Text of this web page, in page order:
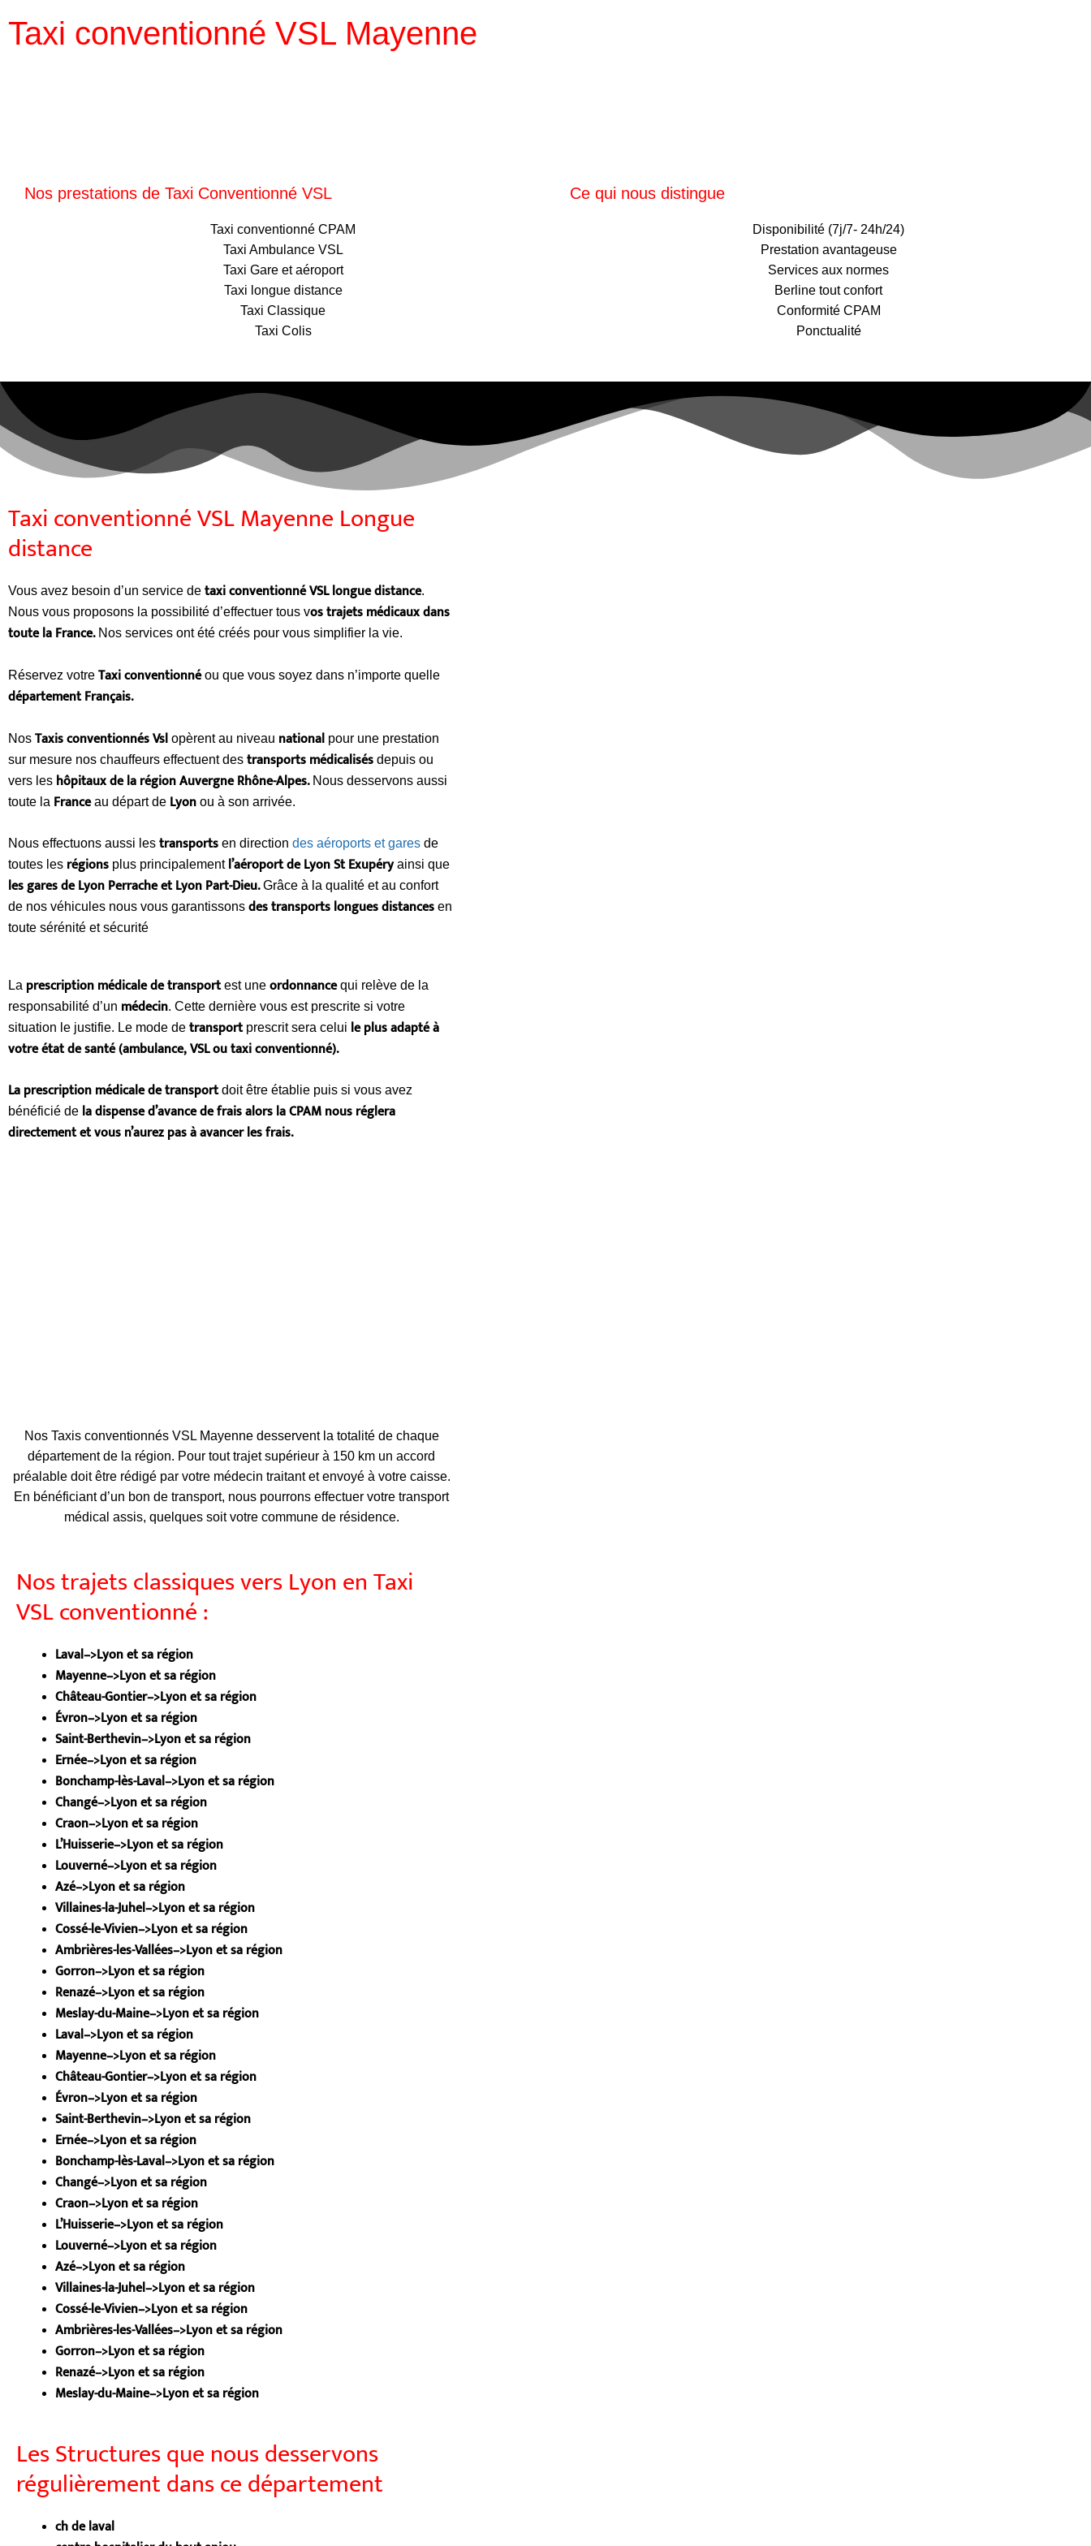
Taxi conventionné VSL Mayenne
Nos prestations de Taxi Conventionné VSL
Taxi conventionné CPAM
Taxi Ambulance VSL
Taxi Gare et aéroport
Taxi longue distance
Taxi Classique
Taxi Colis
Ce qui nous distingue
Disponibilité (7j/7- 24h/24)
Prestation avantageuse
Services aux normes
Berline tout confort
Conformité CPAM
Ponctualité
Taxi conventionné VSL Mayenne Longue
distance
Vous avez besoin d’un service de taxi conventionné VSL longue distance.
Nous vous proposons la possibilité d’effectuer tous vos trajets médicaux dans
toute la France. Nos services ont été créés pour vous simplifier la vie.
Réservez votre Taxi conventionnéou que vous soyez dans n’importe quelle
département Français.
Nos Taxis conventionnés Vsl opèrent au niveau national pour une prestation
sur mesure nos chauffeurs effectuent des transports médicalisés depuis ou
vers les hôpitaux de la région Auvergne Rhône-Alpes.Nous desservons aussi
toute la Franceau départ de Lyon ou à son arrivée.
Nous effectuons aussi les transports en direction des aéroports et gares de
toutes les régions plus principalement l’aéroport de Lyon St Exupéryainsi que
les gares de Lyon Perrache et Lyon Part-Dieu.Grâce à la qualité et au confort
de nos véhicules nous vous garantissons des transports longues distances en
toute sérénité et sécurité
La prescription médicale de transport est une ordonnancequi relève de la
responsabilité d’un médecin. Cette dernière vous est prescrite si votre
situation le justifie. Le mode de transport prescrit sera celui le plus adapté à
votre état de santé (ambulance, VSL ou taxi conventionné).
La prescription médicale de transport doit être établie puis si vous avez
bénéficié de la dispense d’avance de frais alors la CPAM nous réglera
directement et vous n’aurez pas à avancer les frais.
Nos Taxis conventionnés VSL Mayenne desservent la totalité de chaque
département de la région. Pour tout trajet supérieur à 150 km un accord
préalable doit être rédigé par votre médecin traitant et envoyé à votre caisse.
En bénéficiant d’un bon de transport, nous pourrons effectuer votre transport
médical assis, quelques soit votre commune de résidence.
Nos trajets classiques vers Lyon en Taxi
VSL conventionné :
Laval–>Lyon et sa région
Mayenne–>Lyon et sa région
Château-Gontier–>Lyon et sa région
Évron–>Lyon et sa région
Saint-Berthevin–>Lyon et sa région
Ernée–>Lyon et sa région
Bonchamp-lès-Laval–>Lyon et sa région
Changé–>Lyon et sa région
Craon–>Lyon et sa région
L’Huisserie–>Lyon et sa région
Louverné–>Lyon et sa région
Azé–>Lyon et sa région
Villaines-la-Juhel–>Lyon et sa région
Cossé-le-Vivien–>Lyon et sa région
Ambrières-les-Vallées–>Lyon et sa région
Gorron–>Lyon et sa région
Renazé–>Lyon et sa région
Meslay-du-Maine–>Lyon et sa région
Laval–>Lyon et sa région
Mayenne–>Lyon et sa région
Château-Gontier–>Lyon et sa région
Évron–>Lyon et sa région
Saint-Berthevin–>Lyon et sa région
Ernée–>Lyon et sa région
Bonchamp-lès-Laval–>Lyon et sa région
Changé–>Lyon et sa région
Craon–>Lyon et sa région
L’Huisserie–>Lyon et sa région
Louverné–>Lyon et sa région
Azé–>Lyon et sa région
Villaines-la-Juhel–>Lyon et sa région
Cossé-le-Vivien–>Lyon et sa région
Ambrières-les-Vallées–>Lyon et sa région
Gorron–>Lyon et sa région
Renazé–>Lyon et sa région
Meslay-du-Maine–>Lyon et sa région
Les Structures que nous desservons
régulièrement dans ce département
ch de laval